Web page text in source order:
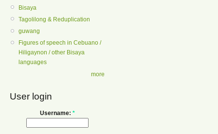
Bisaya
Tagolilong & Reduplication
guwang
Figures of speech in Cebuano /
Hiligaynon / other Bisaya
languages
more
User login
Username: *